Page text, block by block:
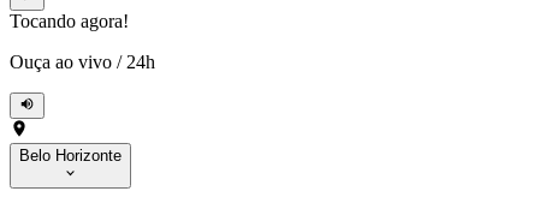
Tocando agora!
Ouça ao vivo / 24h
Belo Horizonte